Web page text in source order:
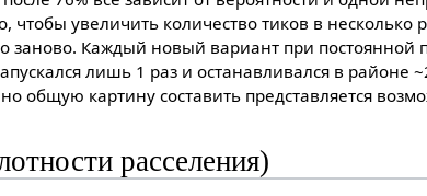
увеличить количество тиков в несколько
заново. Каждый новый вариант при постоянной
лишь 1 раз и останавливался в районе
общую картину составить представляется
расселения)